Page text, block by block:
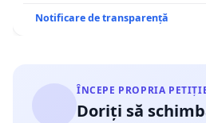
Notificare de transparență
ÎNCEPE PROPRIA
Doriți să